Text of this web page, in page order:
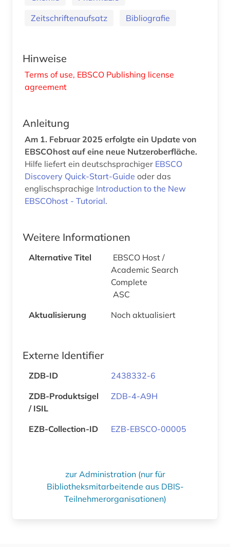
Zeitschriftenaufsatz
Bibliografie
Hinweise
Terms of use, EBSCO Publishing license
agreement
Anleitung
Am 1. Februar 2025 erfolgte ein Update von
EBSCOhost auf eine neue Nutzeroberfläche.
Hilfe liefert ein deutschsprachiger EBSCO
Discovery Quick-Start-Guide oder das
englischsprachige Introduction to the New
EBSCOhost - Tutorial.
Weitere Informationen
Alternative Titel
EBSCO Host /
Academic Search
Complete
ASC
Aktualisierung
Noch aktualisiert
Externe Identifier
ZDB-ID
2438332-6
ZDB-Produktsigel
/ ISIL
ZDB-4-A9H
EZB-Collection-ID EZB-EBSCO-00005
zur Administration (nur für
Bibliotheksmitarbeitende aus DBIS-
Teilnehmerorganisationen)